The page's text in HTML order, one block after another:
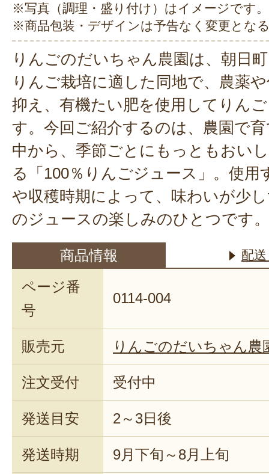
※写真（調理・盛り付け）はイメージです。
※商品包装・デザインは予告なく変更とな
りんごのだいちゃん農園は、朝日
りんご栽培に適した同地で、農薬
抑え、有機たい肥を使用してりん
す。今回ご紹介するのは、農園で
中から、季節ごとにもっともおい
る「100％りんごジュース」。使用
や収穫時期によって、味わいが少
のジュースの楽しみのひとつです。
商品情報 配
ページ番
号
0114-004
販売元 りんごのだいちゃん農
注文受付 受付中
発送目安 2～3日後
発送時期 9月下旬～8月上旬